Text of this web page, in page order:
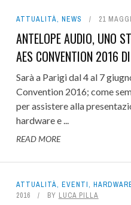
ATTUALITÀ, NEWS 21
ANTELOPE AUDIO, UNO
AES CONVENTION 2016
Sarà a Parigi dal 4 al 7
Convention 2016; come
per assistere alla
hardware e ...
READ MORE
ATTUALITÀ, EVENTI,
2016
BY LUCA PILLA